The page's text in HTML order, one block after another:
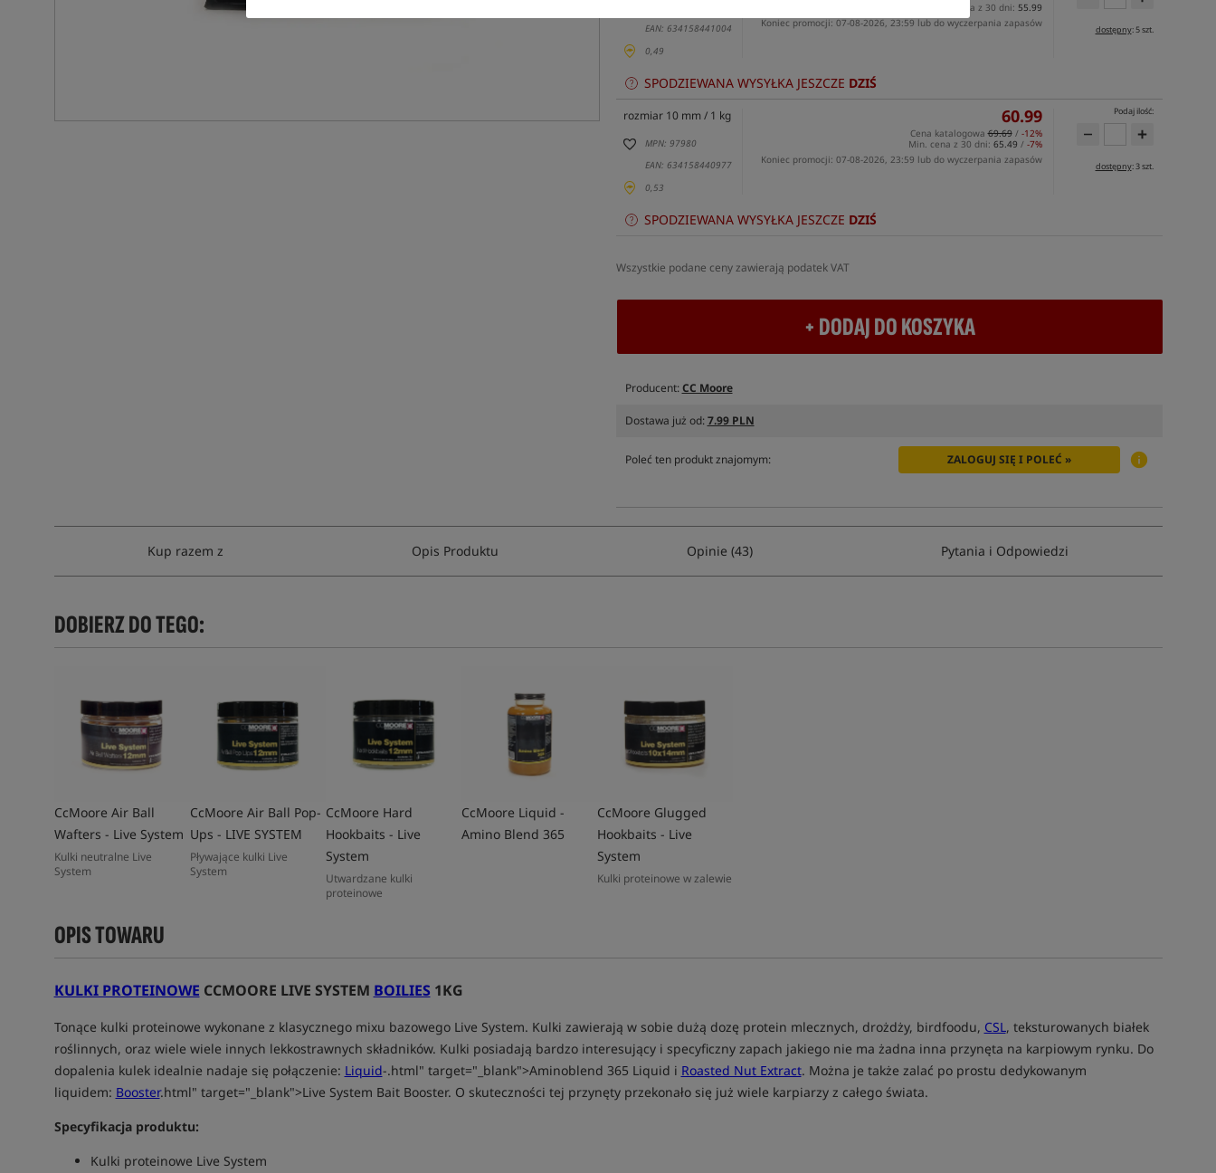
EAN: 634158441004
0,49
Min. cena z 30 dni: 55.99
Koniec promocji: 07-08-2026, 23:59 lub do wyczerpania zapasów
dostępny: 5 szt.
SPODZIEWANA WYSYŁKA JESZCZE DZIŚ
rozmiar 10 mm / 1 kg
MPN: 97980
EAN: 634158440977
0,53
60.99
Cena katalogowa69.69/ -12%
Min. cena z 30 dni: 65.49 / -7%
Koniec promocji: 07-08-2026, 23:59 lub do wyczerpania zapasów
Podaj ilość:
dostępny: 3 szt.
SPODZIEWANA WYSYŁKA JESZCZE DZIŚ
Wszystkie podane ceny zawierają podatek VAT
+ DODAJ DO KOSZYKA
Producent:CC Moore
Dostawa już od:7.99 PLN
Poleć ten produkt znajomym: ZALOGUJ SIĘ I POLEĆ »
Kup razem z Opis Produktu Opinie (43) Pytania i Odpowiedzi
DOBIERZ DO TEGO:
CcMoore Air Ball
Wafters - Live System
Kulki neutralne Live
System
CcMoore Air Ball Pop-
Ups - LIVE SYSTEM
Pływające kulki Live
System
CcMoore Hard
Hookbaits - Live
System
Utwardzane kulki
proteinowe
CcMoore Liquid -
Amino Blend 365
CcMoore Glugged
Hookbaits - Live
System
Kulki proteinowe w zalewie
OPIS TOWARU
KULKI PROTEINOWE CCMOORE LIVE SYSTEM BOILIES 1KG
Tonące kulki proteinowe wykonane z klasycznego mixu bazowego Live System. Kulki zawierają w sobie dużą dozę protein mlecznych, drożdży, birdfoodu, CSL, teksturowanych białek
roślinnych, oraz wiele wiele innych lekkostrawnych składników. Kulki posiadają bardzo interesujący i specyficzny zapach jakiego nie ma żadna inna przynęta na karpiowym rynku. Do
dopalenia kulek idealnie nadaje się połączenie: Liquid-.html" target="_blank">Aminoblend 365 Liquid i Roasted Nut Extract. Można je także zalać po prostu dedykowanym
liquidem: Booster.html" target="_blank">Live System Bait Booster. O skuteczności tej przynęty przekonało się już wiele karpiarzy z całego świata.
Specyfikacja produktu:
Kulki proteinowe Live System